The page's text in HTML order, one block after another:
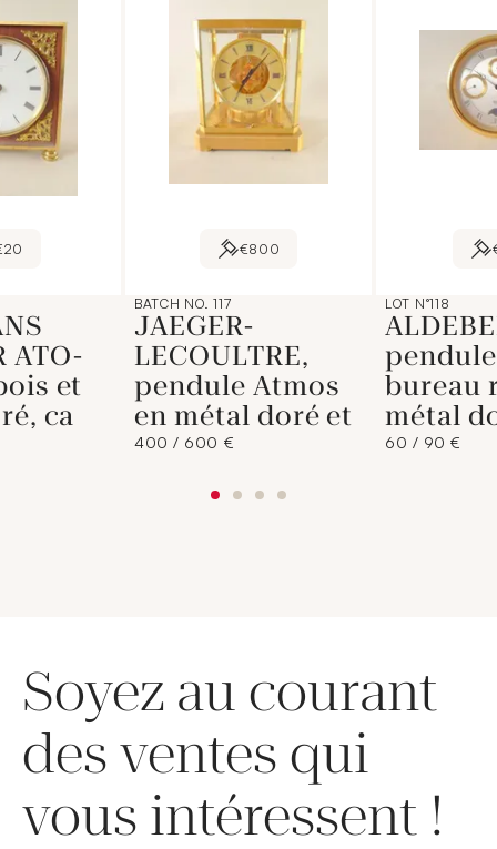
ATO-
et
ca
€800
BATCH NO. 117
JAEGER-
LECOULTRE,
pendule Atmos
en métal doré et
400 / 600 €
LOT N°118
bureau
métal
60 / 90 €
Soyez au courant
des ventes qui
vous intéressent !